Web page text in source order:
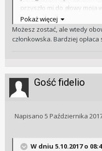
przyszło mi do głowy moją
ręce
Pokaż więcej
Możesz zostać, ale wtedy
członkowska. Bardziej
Gość fidelio
Napisano 5 Października
W dniu 5.10.2017 o